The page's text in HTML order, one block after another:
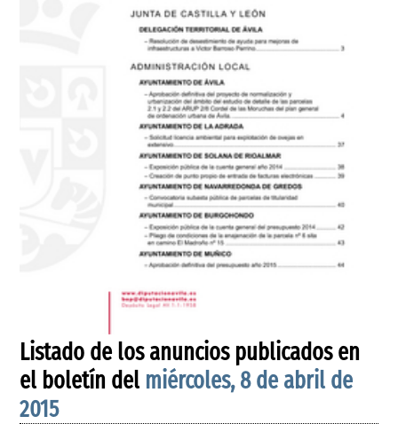
Listado de los anuncios publicados en
el boletín del miércoles, 8 de abril de
2015